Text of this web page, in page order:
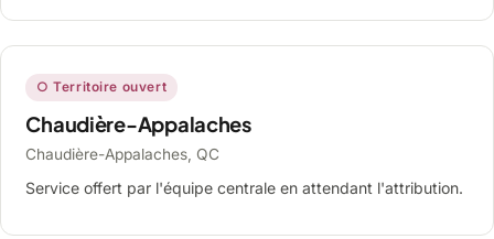
○ Territoire ouvert
Chaudière-Appalaches
Chaudière-Appalaches, QC
Service offert par l'équipe centrale en attendant l'attribution.